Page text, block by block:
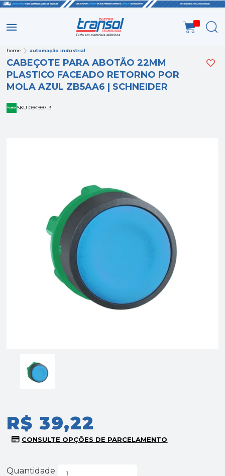
home automação industrial
CABEÇOTE PARA ABOTÃO 22MM
PLASTICO FACEADO RETORNO POR
MOLA AZUL ZB5AA6 | SCHNEIDER
SKU 094997-3
R$ 39,22
Quantidade